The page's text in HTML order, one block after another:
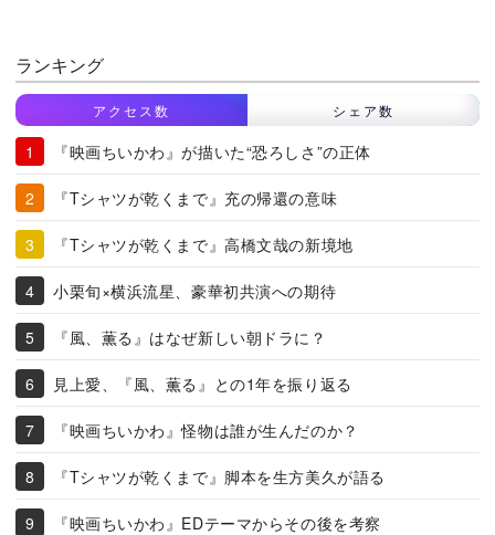
ランキング
アクセス数 シェア数
『映画ちいかわ』が描いた“恐ろしさ”の正体
『Tシャツが乾くまで』充の帰還の意味
『Tシャツが乾くまで』高橋文哉の新境地
小栗旬×横浜流星、豪華初共演への期待
『風、薫る』はなぜ新しい朝ドラに？
見上愛、『風、薫る』との1年を振り返る
『映画ちいかわ』怪物は誰が生んだのか？
『Tシャツが乾くまで』脚本を生方美久が語る
『映画ちいかわ』EDテーマからその後を考察